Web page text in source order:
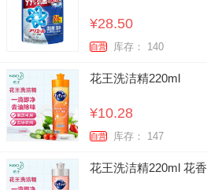
¥28.50
自营 库存： 140
花王洗洁精220ml
¥10.28
自营 库存： 147
花王洗洁精220ml 花香